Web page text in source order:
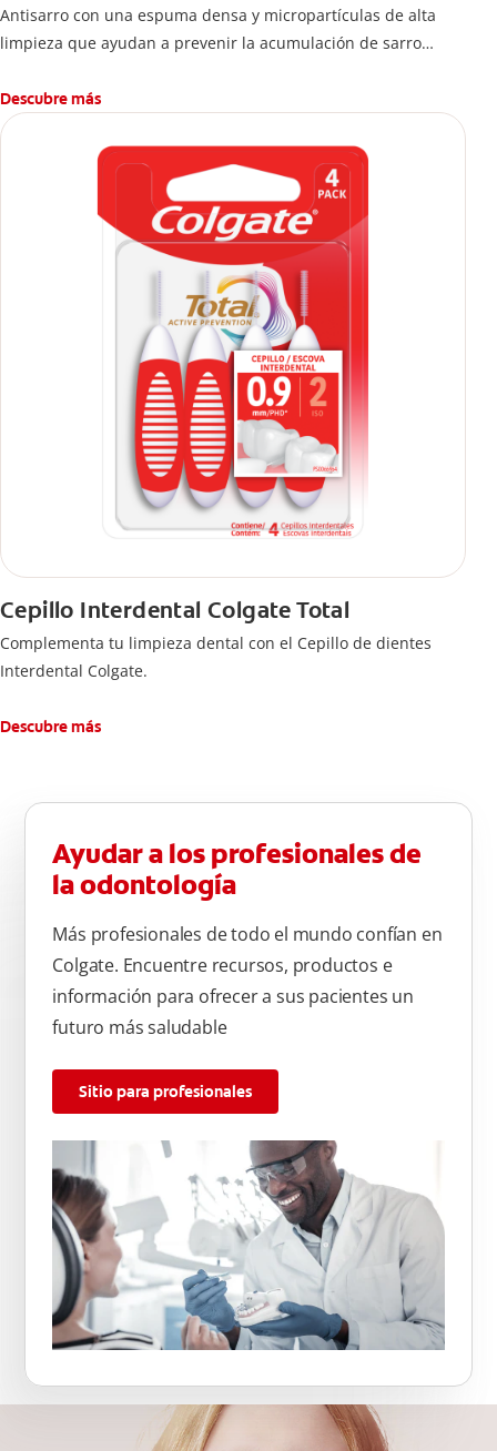
Antisarro con una espuma densa y micropartículas de alta
limpieza que ayudan a prevenir la acumulación de sarro
Descubre más
Cepillo Interdental Colgate Total
Complementa tu limpieza dental con el Cepillo de dientes
Interdental Colgate.
Descubre más
Ayudar a los profesionales de
la odontología
Más profesionales de todo el mundo confían en
Colgate. Encuentre recursos, productos e
información para ofrecer a sus pacientes un
futuro más saludable
Sitio para profesionales